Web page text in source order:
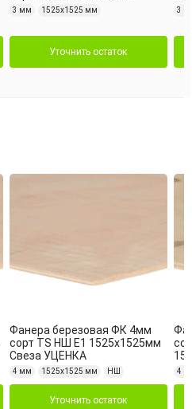
3 мм 1525х1525 мм
Уточнить остаток
3
Фанера березовая ФК 4мм
сорт TS НШ Е1 1525х1525мм
Свеза УЦЕНКА
4 мм 1525х1525 мм НШ
Уточнить остаток
4